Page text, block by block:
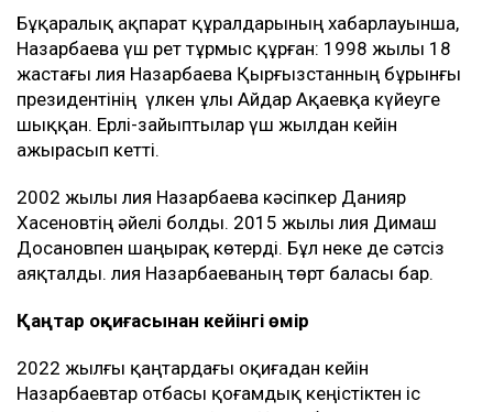
Бұқаралық ақпарат құралдарының хабарлауынша,
Назарбаева үш рет тұрмыс құрған: 1998 жылы 18
жастағы Әлия Назарбаева Қырғызстанның бұрынғы
президентінің үлкен ұлы Айдар Ақаевқа күйеуге
шыққан. Ерлі-зайыптылар үш жылдан кейін
ажырасып кетті.
2002 жылы Әлия Назарбаева кәсіпкер Данияр
Хасеновтің әйелі болды. 2015 жылы Әлия Димаш
Досановпен шаңырақ көтерді. Бұл неке де сәтсіз
аяқталды. Әлия Назарбаеваның төрт баласы бар.
Қаңтар оқиғасынан кейінгі өмір
2022 жылғы қаңтардағы оқиғадан кейін
Назарбаевтар отбасы қоғамдық кеңістіктен іс